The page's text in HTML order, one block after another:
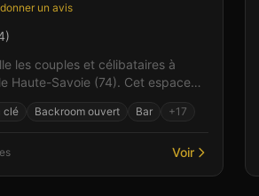
un avis
)
les couples et célibataires à
Savoie (74). Cet espace
clé Backroom ouvert Bar +17
Voir